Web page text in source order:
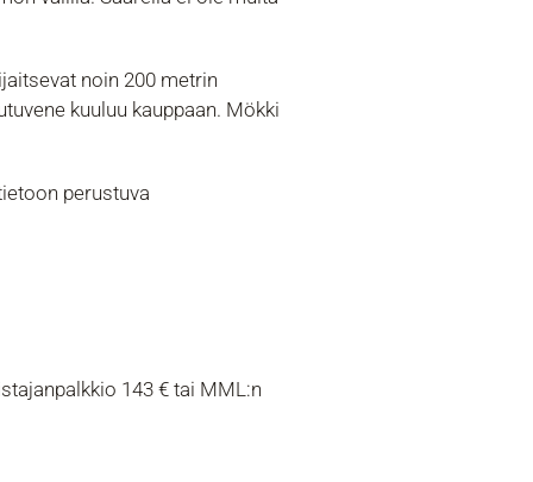
noin 200 metrin
kuuluu kauppaan. Mökki
perustuva
143 € tai MML:n